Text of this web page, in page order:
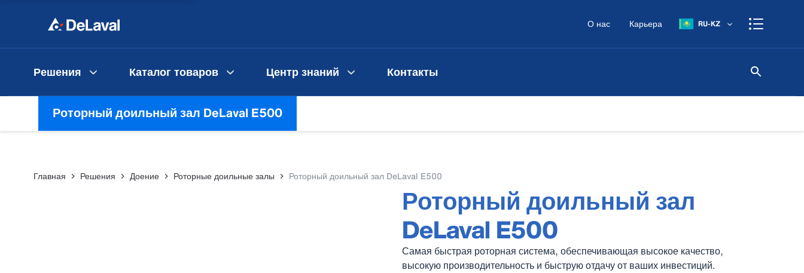
О нас Карьера RU-KZ
Решения Каталог товаров Центр знаний Контакты
Роторный доильный зал DeLaval E500
Главная Решения Доение Роторные доильные залы Роторный доильный зал DeLaval E500
Роторный доильный зал
DeLaval E500
Самая быстрая роторная система, обеспечивающая высокое качество,
высокую производительность и быструю отдачу от ваших инвестиций.